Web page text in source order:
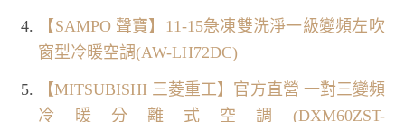
【SAMPO 聲寶】11-15急凍雙洗淨一級變頻左吹
窗型冷暖空調(AW-LH72DC)
【MITSUBISHI 三菱重工】官方直營 一對三變頻
冷暖分離式空調(DXM60ZST-